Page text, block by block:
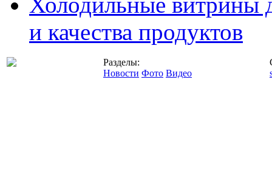
и качества продуктов
Разделы:
Новости Фото Видео